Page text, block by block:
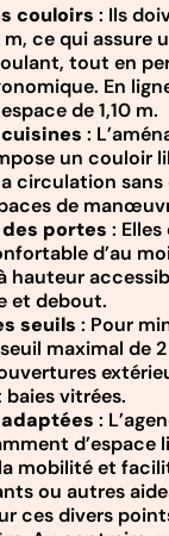
couloirs : Ils
ce qui assure
tout en
En
de 1,10 m.
:
un couloir
circulation
de
portes :
d’au
hauteur
et debout.
seuils : Pour
maximal de
vitrées.
:
d’espace
mobilité et
ou autres
ces divers